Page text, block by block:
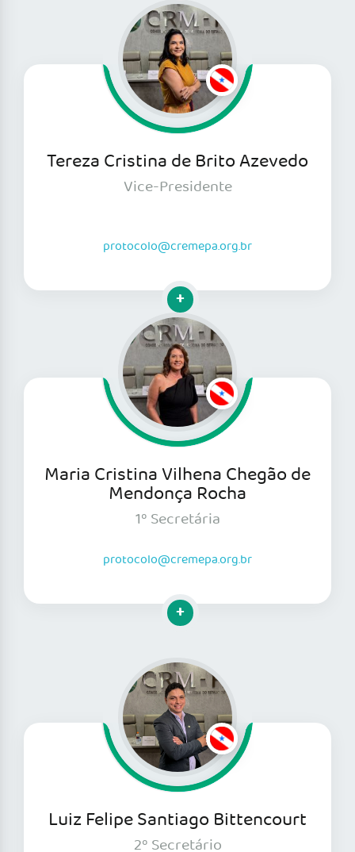
Tereza Cristina de Brito Azevedo
Vice-Presidente
protocolo@cremepa.org.br
Clique para mais informações
Maria Cristina Vilhena Chegão de
Mendonça Rocha
1º Secretária
protocolo@cremepa.org.br
Clique para mais informações
Luiz Felipe Santiago Bittencourt
2º Secretário